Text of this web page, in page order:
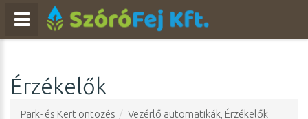
Érzékelők
Park- és Kert öntözés
Vezérlő automatikák, Érzékelők
Minimum ár